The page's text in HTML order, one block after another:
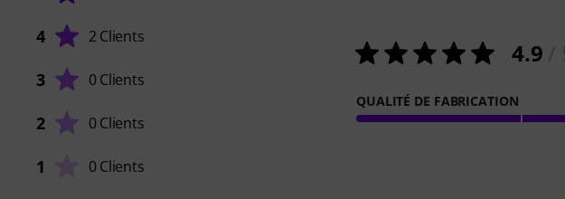
4 2 Clients
3 0 Clients
2 0 Clients
1 0 Clients
4.9
QUALITÉ DE FABRICATION